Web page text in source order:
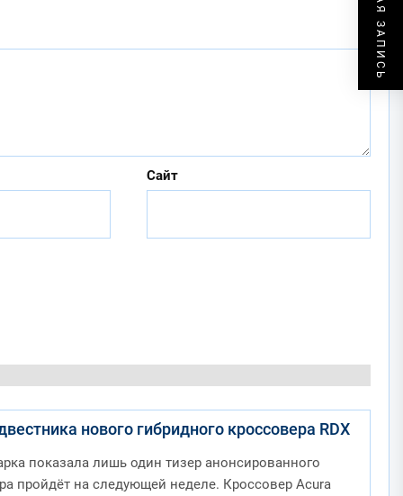
Сайт
нового гибридного кроссовера RDX
показала лишь один тизер анонсированного
пройдёт на следующей неделе. Кроссовер Acura